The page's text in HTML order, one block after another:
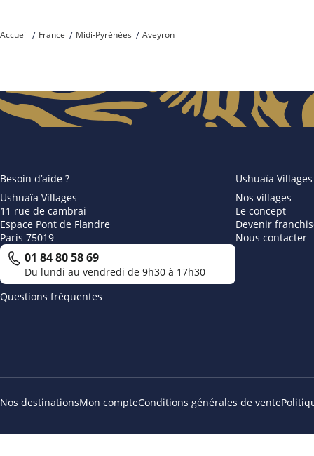
Accueil France Midi-Pyrénées Aveyron
Besoin d’aide ?
Ushuaïa Villages
11 rue de cambrai
Espace Pont de Flandre
Paris 75019
01 84 80 58 69
Du lundi au vendredi de 9h30 à 17h30
Questions fréquentes
Ushuaïa Villages
Nos villages
Le concept
Devenir
Nous contacter
Nos destinationsMon compteConditions générales de vente